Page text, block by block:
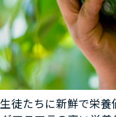
生徒たちに新鮮で栄養